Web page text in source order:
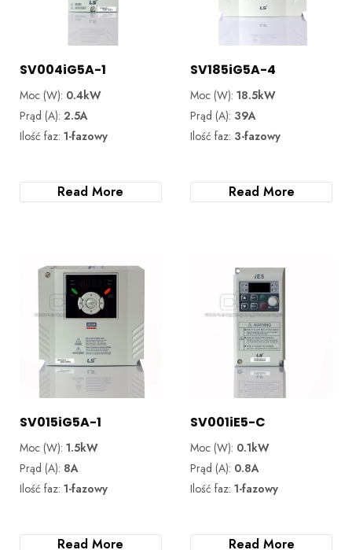
SV004iG5A-1
Moc (W): 0.4kW
Prąd (A): 2.5A
Ilość faz: 1-fazowy
Read More
SV185iG5A-4
Moc (W):18.5kW
Prąd (A): 39A
Ilość faz: 3-fazowy
Read More
SV015iG5A-1
Moc (W): 1.5kW
Prąd (A): 8A
Ilość faz: 1-fazowy
Read More
SV001iE5-C
Moc (W): 0.1kW
Prąd (A): 0.8A
Ilość faz:1-fazowy
Read More